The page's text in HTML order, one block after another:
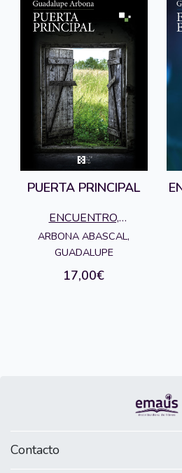
PUERTA PRINCIPAL
ENCUENTRO,
EDICIONES
ARBONA ABASCAL,
GUADALUPE
17,00€
Contacto